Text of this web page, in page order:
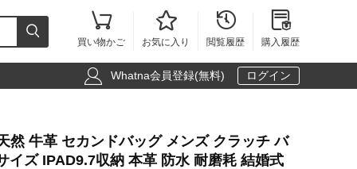


買い物かご

お気に入り

閲覧履歴

購入履歴
 Whatna会員登録(無料) ログイン
然 牛革 セカンドバッグ メンズ クラッチ バ
イズ IPAD9.7収納 本革 防水 耐磨耗 結婚式